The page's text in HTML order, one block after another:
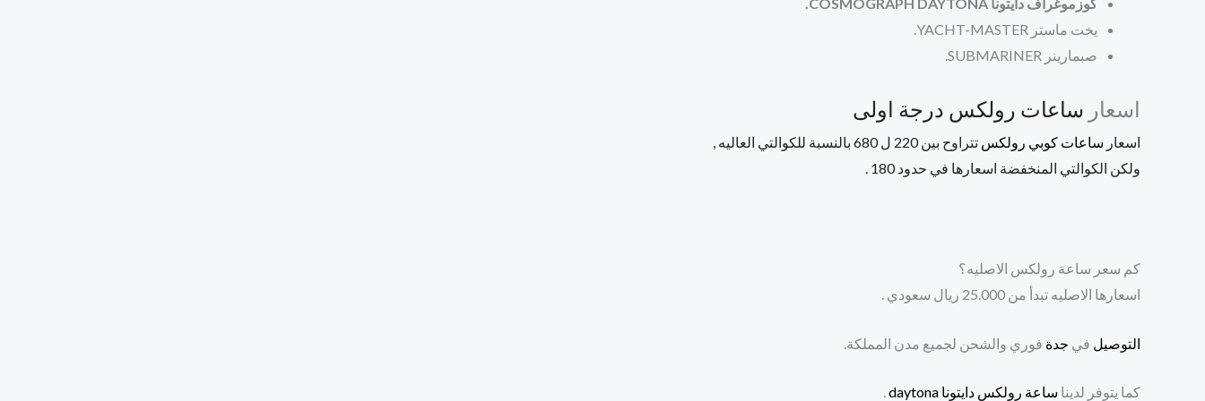
يخت ماستر YACHT-MASTER.
صبمارينر SUBMARINER.
اسعار ساعات رولكس درجة اولى
اسعار ساعات كوبي رولكس تتراوح بين 220 ل 680 بالنسبة للكوالتي العاليه ,
ولكن الكوالتي المنخفضة اسعارها في حدود 180 .
كم سعر ساعة رولكس الاصليه؟
اسعارها الاصليه تبدأ من 25.000 ريال سعودي .
التوصيل في جدة فوري والشحن لجميع مدن المملكة.
كما يتوفر لدينا ساعة رولكس دايتونا daytona .